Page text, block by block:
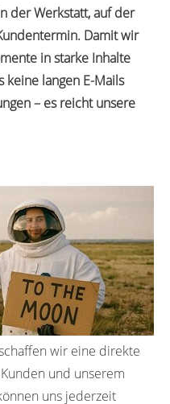
der Werkstatt, auf der
Damit wir
in starke Inhalte
keine langen E-Mails
– es reicht unsere
wir eine direkte
und unserem
uns jederzeit